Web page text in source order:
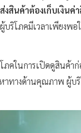
นค้าต้องเก็บเงินค่า
บริโภคมีเวลาเพียง
คในการเปิดดูสินค้า
ทางด้านคุณภาพ ผู้บ